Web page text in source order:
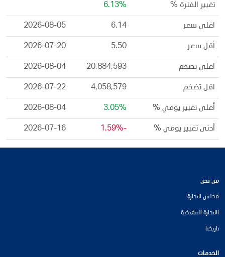
تغيير الفترة % 6.13%
اغلى سعر 6.14
2026-08-05
أقل سعر 5.50
2026-07-20
اعلى تضخم 20,884,593
2026-08-04
اقل تضخم 4,058,579
2026-07-22
أعلى تغيير يومي % 3.05%
2026-08-04
أدنى تغيير يومي % -1.59%
2026-07-16
من نحن
مجلس الادارة
االادارة التنفيذية
تاريخنا
الخدمات